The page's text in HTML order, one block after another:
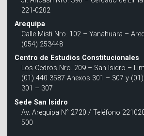
221-0202
Arequipa
Calle Misti Nro. 102 – Yanahuara –
(054) 253448
Centro de Estudios Constitucionales
Los Cedros Nro. 209 – San Isidro –
(01) 440 3587 Anexos 301 – 307 y
301 – 307
Sede San Isidro
Av. Arequipa N° 2720 / Teléfono
500